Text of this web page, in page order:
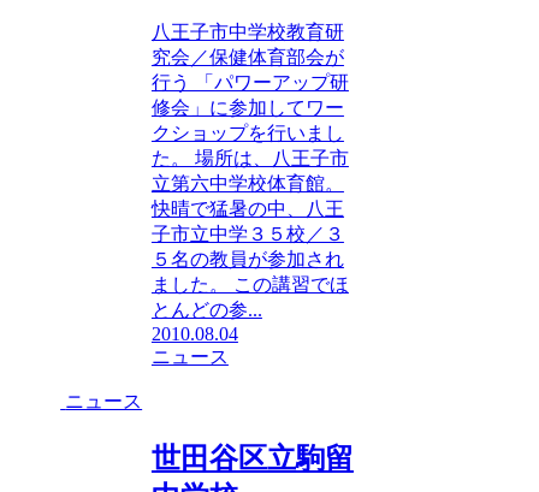
八王子市中学校教育研
究会／保健体育部会が
行う 「パワーアップ研
修会」に参加してワー
クショップを行いまし
た。 場所は、八王子市
立第六中学校体育館。
快晴で猛暑の中、八王
子市立中学３５校／３
５名の教員が参加され
ました。 この講習でほ
とんどの参...
2010.08.04
ニュース
ニュース
世田谷区立駒留